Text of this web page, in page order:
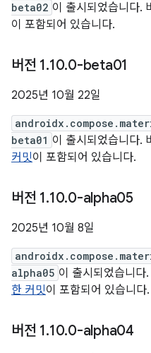
beta02 이 출시되었습니다.
이 포함되어 있습니다.
버전 1.10.0-beta01
2025년 10월 22일
beta01 이 출시되었습니다.
커밋이 포함되어 있습니다.
버전 1.10.0-alpha05
2025년 10월 8일
alpha05 이 출시되었습니
한 커밋이 포함되어 있습니다.
버전 1.10.0-alpha04